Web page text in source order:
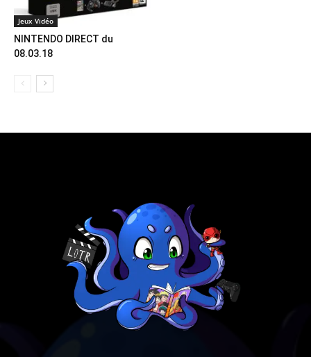
Jeux Vidéo
NINTENDO DIRECT du
08.03.18